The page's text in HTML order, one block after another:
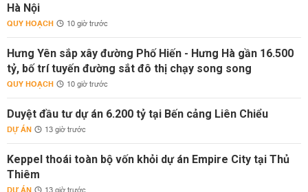
Hà Nội
QUY HOẠCH 10 giờ trước
Hưng Yên sắp xây đường Phố Hiến - Hưng Hà gần 16.500
tỷ, bố trí tuyến đường sắt đô thị chạy song song
QUY HOẠCH 10 giờ trước
Duyệt đầu tư dự án 6.200 tỷ tại Bến cảng Liên Chiểu
DỰ ÁN 13 giờ trước
Keppel thoái toàn bộ vốn khỏi dự án Empire City tại Thủ
Thiêm